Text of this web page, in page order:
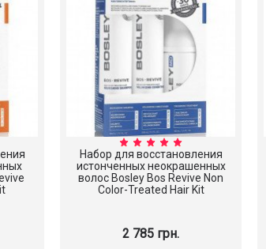
Набор для восстановления
истонченных неокрашенных
волос Bosley Bos Revive Non
Color-Treated Hair Kit
2 785 грн.